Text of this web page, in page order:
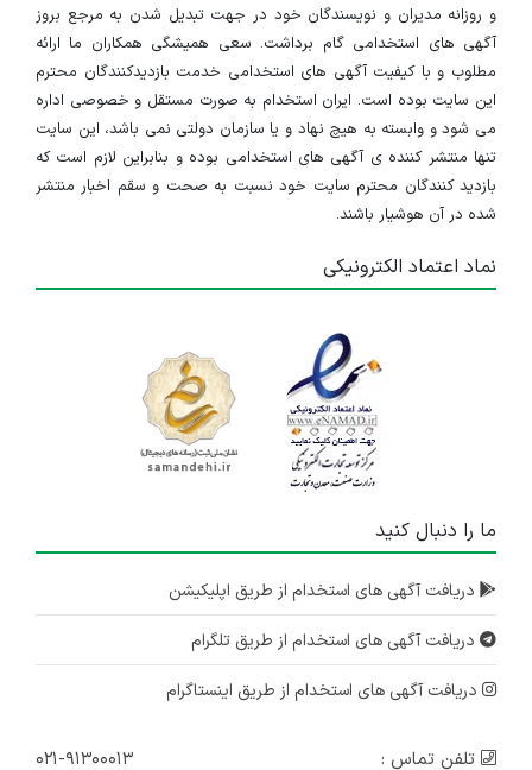
و روزانه مدیران و نویسندگان خود در جهت تبدیل شدن به مرجع بروز
آگهی های استخدامی گام برداشت. سعی همیشگی همکاران ما ارائه
مطلوب و با کیفیت آگهی های استخدامی خدمت بازدیدکنندگان محترم
این سایت بوده است. ایران استخدام به صورت مستقل و خصوصی اداره
می شود و وابسته به هیچ نهاد و یا سازمان دولتی نمی باشد، این سایت
تنها منتشر کننده ی آگهی های استخدامی بوده و بنابراین لازم است که
بازدید کنندگان محترم سایت خود نسبت به صحت و سقم اخبار منتشر
شده در آن هوشیار باشند.
نماد اعتماد الکترونیکی
ما را دنبال کنید
دریافت آگهی های استخدام از طریق اپلیکیشن
دریافت آگهی های استخدام از طریق تلگرام
دریافت آگهی های استخدام از طریق اینستاگرام
تلفن تماس : ۰۲۱-۹۱۳۰۰۰۱۳